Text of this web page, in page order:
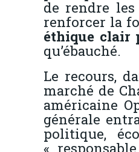
de rendre
renforcer la
éthique clair
qu’ébauché.
Le recours,
marché de
américaine
générale
politique,
«